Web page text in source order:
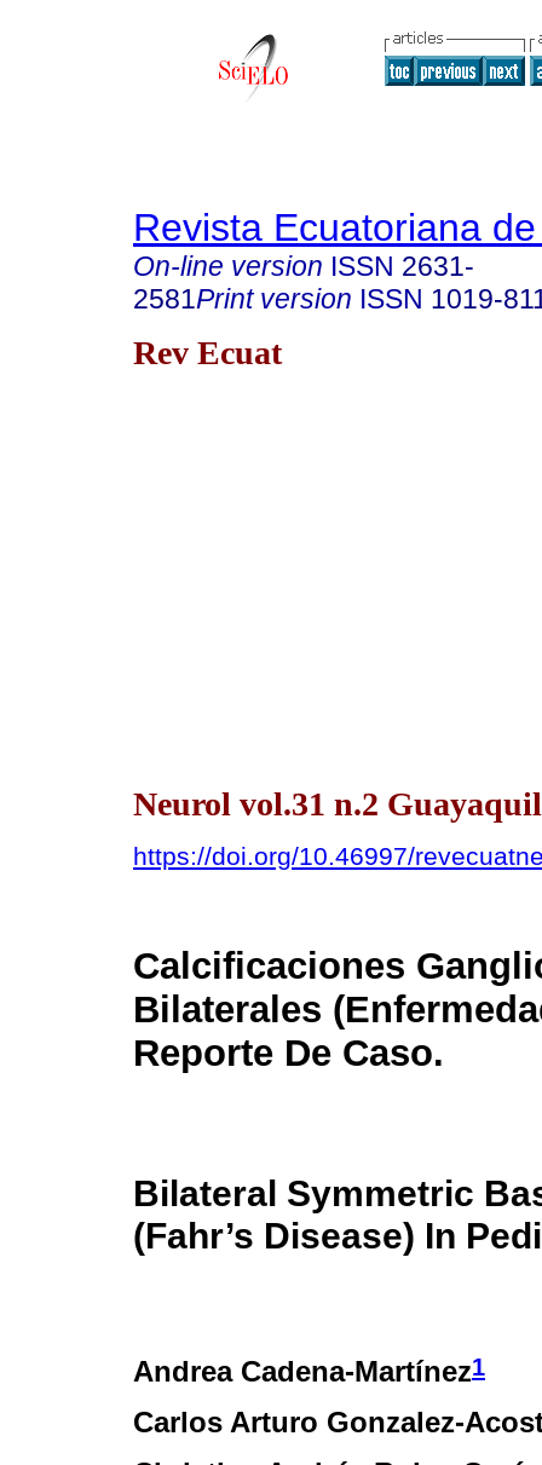
Revista Ecuatoriana
On-line version ISSN 2631-
2581Print version ISSN 1019-
Rev Ecuat
Neurol vol.31 n.2
https://doi.org/10.46997/
Calcificaciones
Bilaterales
Reporte De Caso.
Bilateral Symmetric
(Fahr’s Disease) In
Andrea Cadena-Martínez1
Carlos Arturo Gonzalez-